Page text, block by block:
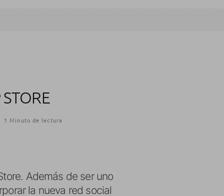
1 Minuto de lectura
Además de ser uno
la nueva red social